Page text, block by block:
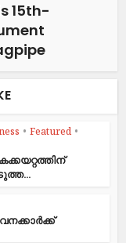
15th-
• Featured •